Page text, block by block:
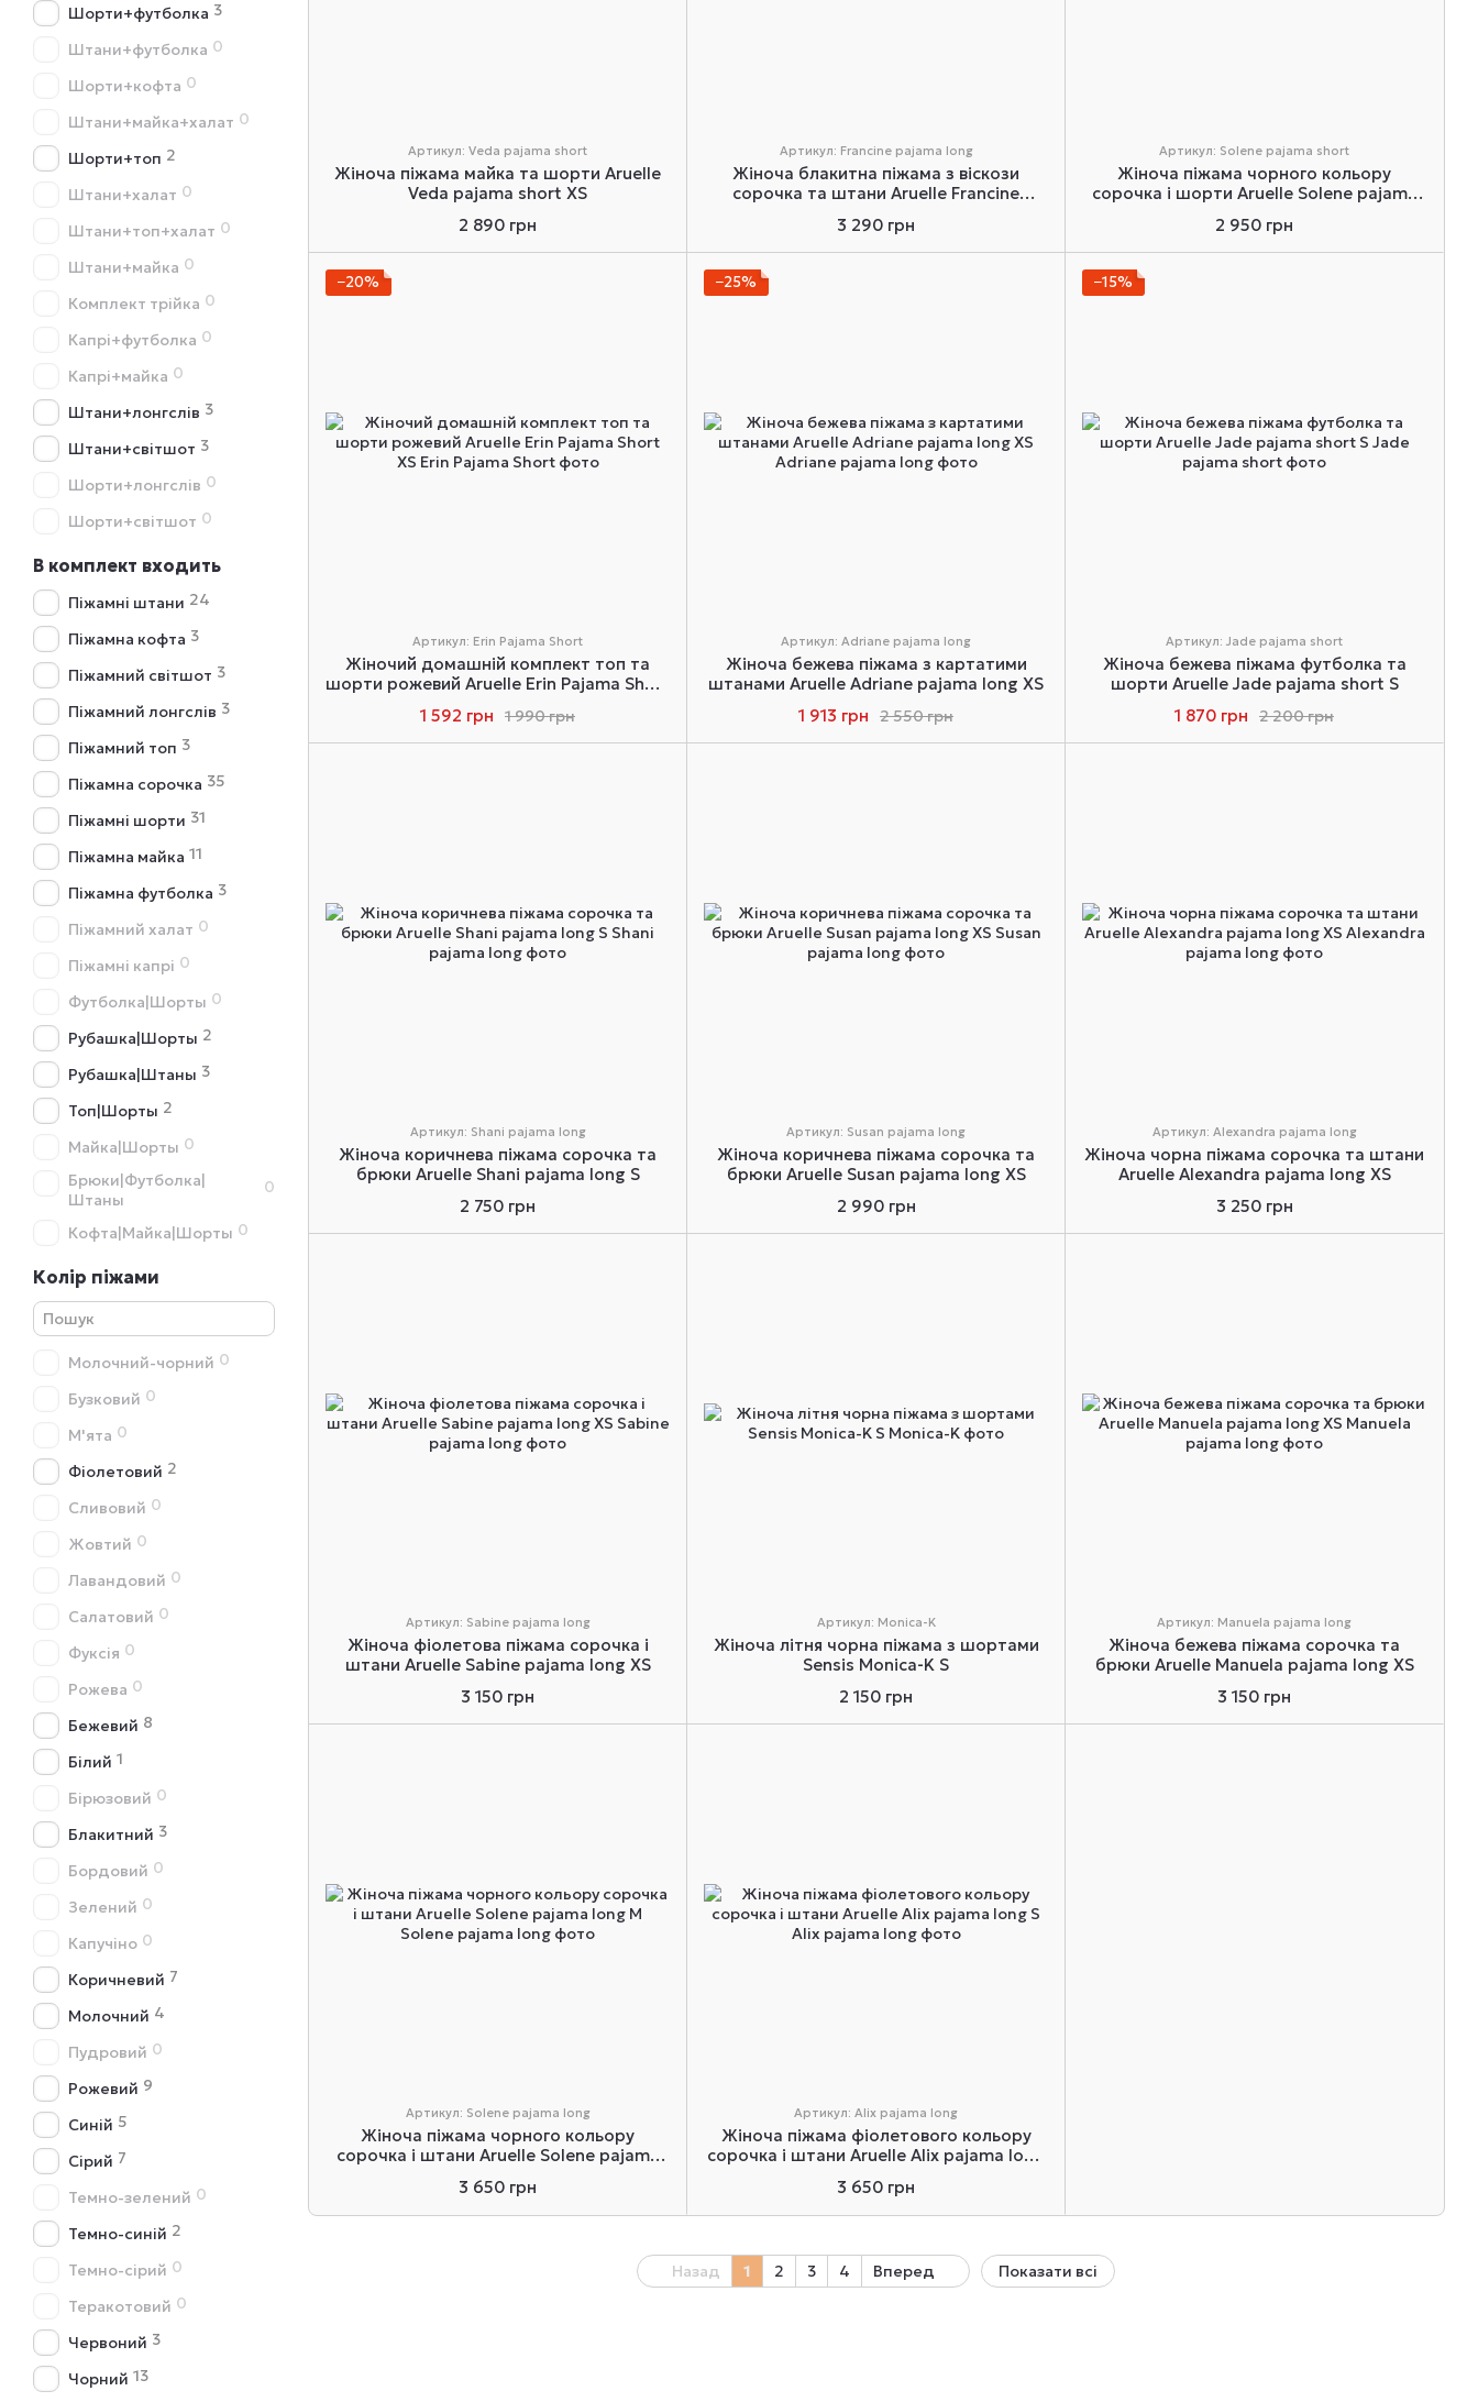
Артикул: Veda pajama short
Жіноча піжама майка та шорти Aruelle
Veda pajama short XS
2 890 грн
Артикул: Francine pajama long
Жіноча блакитна піжама з віскози
сорочка та штани Aruelle Francine
3 290 грн
Артикул: Solene pajama short
Жіноча піжама чорного кольору
сорочка і шорти Aruelle Solene pajama
2 950 грн
−20%
Артикул: Erin Pajama Short
Жіночий домашній комплект топ та
шорти рожевий Aruelle Erin Pajama Short
1 990 грн
1 592 грн
−25%
Артикул: Adriane pajama long
Жіноча бежева піжама з картатими
штанами Aruelle Adriane pajama long XS
2 550 грн
1 913 грн
−15%
Артикул: Jade pajama short
Жіноча бежева піжама футболка та
шорти Aruelle Jade pajama short S
2 200 грн
1 870 грн
Артикул: Shani pajama long
Жіноча коричнева піжама сорочка та
брюки Aruelle Shani pajama long S
2 750 грн
Артикул: Susan pajama long
Жіноча коричнева піжама сорочка та
брюки Aruelle Susan pajama long XS
2 990 грн
Артикул: Alexandra pajama long
Жіноча чорна піжама сорочка та штани
Aruelle Alexandra pajama long XS
3 250 грн
Артикул: Sabine pajama long
Жіноча фіолетова піжама сорочка і
штани Aruelle Sabine pajama long XS
3 150 грн
Артикул: Monica-K
Жіноча літня чорна піжама з шортами
Sensis Monica-K S
2 150 грн
Артикул: Manuela pajama long
Жіноча бежева піжама сорочка та
брюки Aruelle Manuela pajama long XS
3 150 грн
Артикул: Solene pajama long
Жіноча піжама чорного кольору
сорочка і штани Aruelle Solene pajama
long M
3 650 грн
Артикул: Alix pajama long
Жіноча піжама фіолетового кольору
сорочка і штани Aruelle Alix pajama long
3 650 грн
Назад 1 2 3 4 Вперед Показати всі
Шорти+футболка 3
Штани+футболка 0
Шорти+кофта 0
Штани+майка+халат 0
Шорти+топ 2
Штани+халат 0
Штани+топ+халат 0
Штани+майка 0
Комплект трійка 0
Капрі+футболка 0
Капрі+майка 0
Штани+лонгслів 3
Штани+світшот 3
Шорти+лонгслів 0
Шорти+світшот 0
В комплект входить
Піжамні штани 24
Піжамна кофта 3
Піжамний світшот 3
Піжамний лонгслів 3
Піжамний топ 3
Піжамна сорочка 35
Піжамні шорти 31
Піжамна майка 11
Піжамна футболка 3
Піжамний халат 0
Піжамні капрі 0
Футболка|Шорты 0
Рубашка|Шорты 2
Рубашка|Штаны 3
Топ|Шорты 2
Майка|Шорты 0
Брюки|Футболка|
Штаны
0
Кофта|Майка|Шорты 0
Колір піжами
Молочний-чорний 0
Бузковий 0
М'ята 0
Фіолетовий 2
Сливовий 0
Жовтий 0
Лавандовий 0
Салатовий 0
Фуксія 0
Рожева 0
Бежевий 8
Білий 1
Бірюзовий 0
Блакитний 3
Бордовий 0
Зелений 0
Капучіно 0
Коричневий 7
Молочний 4
Пудровий 0
Рожевий 9
Синій 5
Сірий 7
Темно-зелений 0
Темно-синій 2
Темно-сірий 0
Теракотовий 0
Червоний 3
Чорний 13